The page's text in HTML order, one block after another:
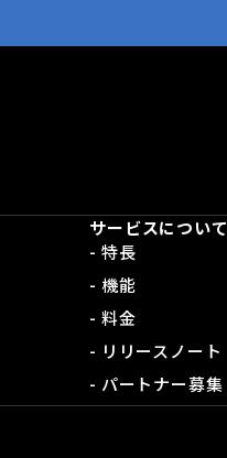
サービスについて
- 特長
- 機能
- 料金
- リリースノート
- パートナー募集